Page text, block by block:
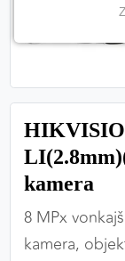
kamera
8 MPx
kamera,
Tieto
zabezpečiť